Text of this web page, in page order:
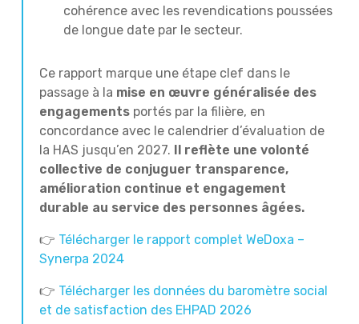
cohérence avec les revendications poussées
de longue date par le secteur.
Ce rapport marque une étape clef dans le
passage à la mise en œuvre généralisée des
engagementsportés par la filière, en
concordance avec le calendrier d’évaluation de
la HAS jusqu’en 2027. Il reflète une volonté
collective de conjuguer transparence,
amélioration continue et engagement
durable au service des personnes âgées.
👉 Télécharger le rapport complet WeDoxa –
Synerpa 2024
👉 Télécharger les données du baromètre social
et de satisfaction des EHPAD 2026